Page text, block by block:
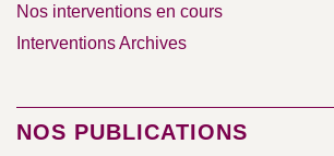
Nos interventions en cours
Interventions Archives
NOS PUBLICATIONS